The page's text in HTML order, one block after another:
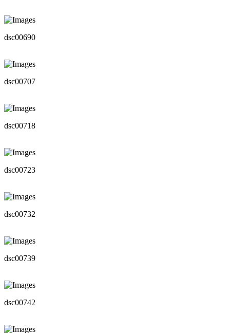
dsc00690
dsc00707
dsc00718
dsc00723
dsc00732
dsc00739
dsc00742